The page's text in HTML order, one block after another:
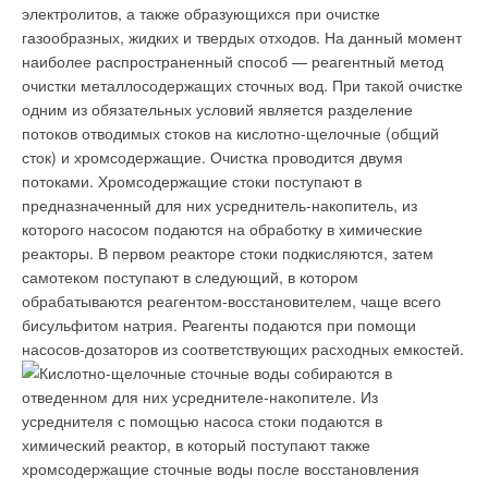
электролитов, а также образующихся при очистке
газообразных, жидких и твердых отходов. На данный момент
наиболее распространенный способ — реагентный метод
очистки металлосодержащих сточных вод. При такой очистке
одним из обязательных условий является разделение
потоков отводимых стоков на кислотно-щелочные (общий
сток) и хромсодержащие. Очистка проводится двумя
потоками. Хромсодержащие стоки поступают в
предназначенный для них усреднитель-накопитель, из
которого насосом подаются на обработку в химические
реакторы. В первом реакторе стоки подкисляются, затем
самотеком поступают в следующий, в котором
обрабатываются реагентом-восстановителем, чаще всего
бисульфитом натрия. Реагенты подаются при помощи
насосов-дозаторов из соответствующих расходных емкостей.
Кислотно-щелочные сточные воды собираются в
отведенном для них усреднителе-накопителе. Из
усреднителя с помощью насоса стоки подаются в
химический реактор, в который поступают также
хромсодержащие сточные воды после восстановления
условием при выборе насоса явилась его надежность. За
время работы нареканий у нас не возникло, оборудование
работает штатно»
. Насосы этой модели, но снабженные
встроенными частотными преобразователями,
обеспечивают подачу горячей воды для технологических
нужд всех цехов Гиагинского завода.
Кроме того, высоконапорный многоступенчатый
вертикальный насос Grundfos серии CM обеспечивает
моечную установку, подавая воду на 14-метровую высоту
сушильной башни. Благодаря тому, что ОАО «Молочный
завод «Гиагинский» применяет передовые технологии и
рецептуры, его продукция удостоена множества наград. На
10-й Юбилейной российской агропромышленной выставке
«Золотая осень» в 2008 г. награждены золотой медалью сыр
«Адыгейский» (45 % жирности), сыр «Охотничий копченый»
(40 % жирности), сыр «Чечил» (40 % жирности); в 2009 г. на
I-м Международном салоне сыра, проходившем в городе
Москве, завод получил высшую награду «За высокое
качество сыров» за сыры «Косичка», «Спагетти», «Чечил»,
«Охотничий», «Адыгейский».
Ваш E-mail *
Текст комментария
вентиляцией в Азии, Европе и США
ЖУРНАЛ СОК АПРЕЛЬ 2026
→
Технология обезжелезивания подземной воды в
вертикально-радиальном реакторе-фильтре
Уведомления отключены
Комментарии
В этой теме еще нет комментариев
Добавить комментарий
Ваше имя *